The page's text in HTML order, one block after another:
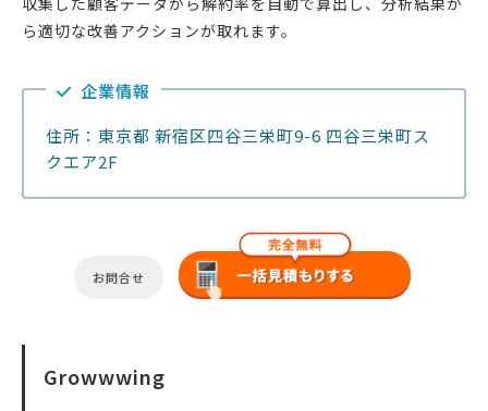
ら適切な改善アクションが取れます。
企業情報
住所：東京都 新宿区四谷三栄町9-6 四谷三栄町ス
クエア2F
お問合せ
Growwwing